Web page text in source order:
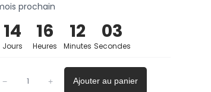
prochain
14
Jours
16
Heures
12
Minutes
03
Secondes
− + Ajouter au panier